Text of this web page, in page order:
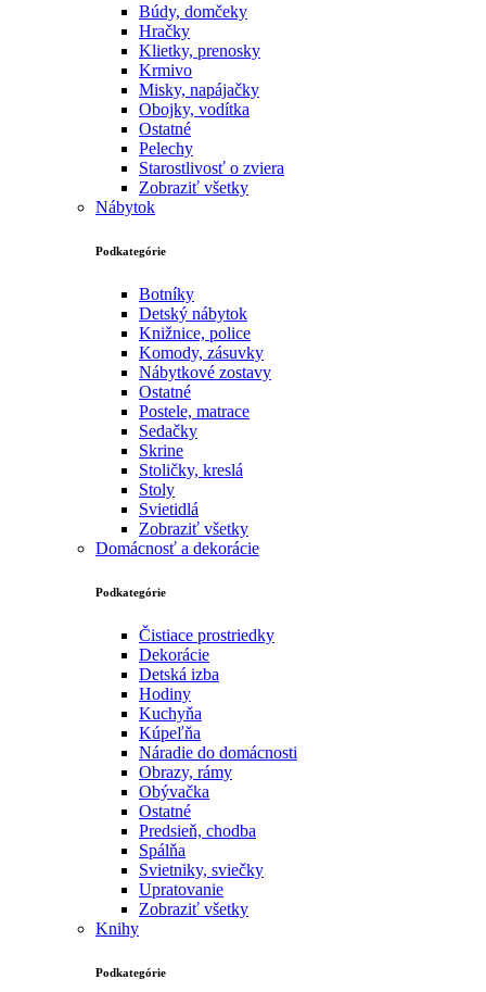
Búdy, domčeky
Hračky
Klietky, prenosky
Krmivo
Misky, napájačky
Obojky, vodítka
Ostatné
Pelechy
Starostlivosť o zviera
Zobraziť všetky
Nábytok
Podkategórie
Botníky
Detský nábytok
Knižnice, police
Komody, zásuvky
Nábytkové zostavy
Ostatné
Postele, matrace
Sedačky
Skrine
Stoličky, kreslá
Stoly
Svietidlá
Zobraziť všetky
Domácnosť a dekorácie
Podkategórie
Čistiace prostriedky
Dekorácie
Detská izba
Hodiny
Kuchyňa
Kúpeľňa
Náradie do domácnosti
Obrazy, rámy
Obývačka
Ostatné
Predsieň, chodba
Spálňa
Svietniky, sviečky
Upratovanie
Zobraziť všetky
Knihy
Podkategórie